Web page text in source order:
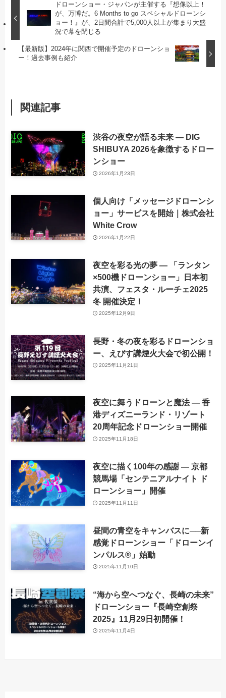
ドローンショー・ジャパンが主催する『想像以上！
が、万博だ。6 Months to go スペシャルドローンシ
ョー！』が、2日間合計で5,000人以上が集まり大盛
況で幕を閉じる
【最新版】2024年に関西で開催予定のドローンショ
ー！過去事例も紹介
関連記事
渋谷の夜空が語る未来 ― DIG
SHIBUYA 2026を象徴するドロー
ンショー
2026年1月23日
個人向け「メッセージドローンシ
ョー」サービスを開始｜株式会社
White Crow
2026年1月22日
夜空を彩る光の夢 ― 「ランタン
×500機ドローンショー」日本初
共演、フェスタ・ルーチェ2025
冬 開催決定！
2025年12月9日
長野・冬の夜を彩るドローンショ
ー、えびす講煙火大会で初公開！
2025年11月21日
夜空に舞うドローンと魔法 ― 香
港ディズニーランド・リゾート
20周年記念ドローンショー開催
2025年11月18日
夜空に描く100年の感謝 ― 京都
競馬場「センテニアルナイト ド
ローンショー」開催
2025年11月11日
昼間の青空をキャンバスに──新
感覚ドローンショー「ドローンイ
ンパルス®」始動
2025年11月10日
“海から空へつなぐ、長崎の未来”
ドローンショー『長崎空創祭
2025』11月29日初開催！
2025年11月4日